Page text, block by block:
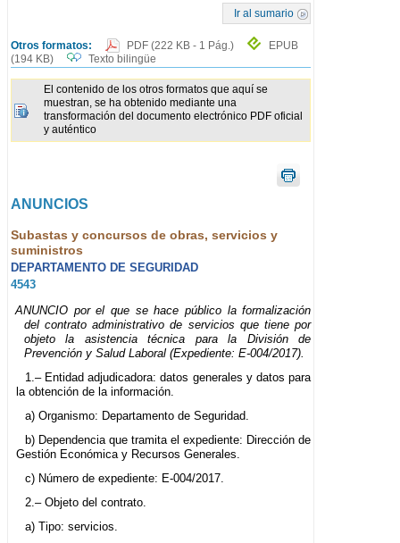
Ir al sumario
Otros formatos: PDF (222 KB - 1 Pág.)
EPUB
(194 KB)
Texto bilingüe
El contenido de los otros formatos que aquí se
muestran, se ha obtenido mediante una
transformación del documento electrónico PDF oficial
y auténtico
ANUNCIOS
Subastas y concursos de obras, servicios y
suministros
DEPARTAMENTO DE SEGURIDAD
4543
ANUNCIO por el que se hace público la formalización
del contrato administrativo de servicios que tiene por
objeto la asistencia técnica para la División de
Prevención y Salud Laboral (Expediente: E-004/2017).
1.– Entidad adjudicadora: datos generales y datos para
la obtención de la información.
a) Organismo: Departamento de Seguridad.
b) Dependencia que tramita el expediente: Dirección de
Gestión Económica y Recursos Generales.
c) Número de expediente: E-004/2017.
2.– Objeto del contrato.
a) Tipo: servicios.